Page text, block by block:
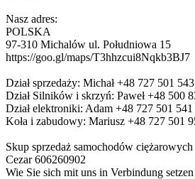
Nasz adres:
POLSKA
97-310 Michalów ul. Południowa 15
https://goo.gl/maps/T3hhzcui8Nqkb3BJ7
Dział sprzedaży: Michał +48 727 501 543
Dział Silników i skrzyń: Paweł +48 500
Dział elektroniki: Adam +48 727 501 541
Koła i zabudowy: Mariusz +48 727 501
Skup sprzedaż samochodów ciężarowych
Cezar 606260902
Wie Sie sich mit uns in Verbindung